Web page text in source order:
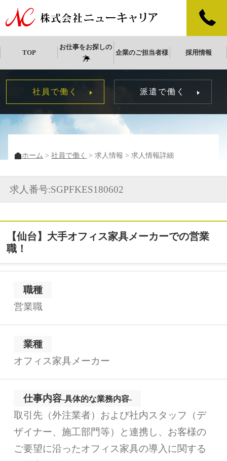
TOP
お仕事をお探しの
方
企業のご担当者様 採用情報
社員で働く 派遣で働く
ホーム 社員で働く 求人情報 求人情報詳細
求人番号:SGPFKES180602
【仙台】大手オフィス家具メーカーでの営業
職！
職種
営業職
業種
オフィス家具メーカー
仕事内容-具体的な業務内容-
取引先（外注業者）および社内スタッフ（デ
ザイナー、施工部門等）と連携し、お客様の
ご要望に沿ったオフィス家具の導入に関する